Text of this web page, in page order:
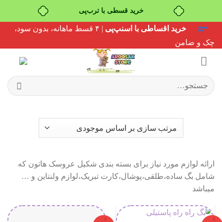
خرید قسطی با ترب‌پی
خرید اقساطی با اسنپ‌پی
| ۴ قسط ماهانه، بدون سود،
چک و ضامن
جستجو
برای:
ارائه لوازم مورد نیاز برای بسته بندی شکیل عروسک هاتون که
شامل بگ ساده،طلقی،پوشال،کارت تبریک،لوازم ولنتاین و …
میباشد